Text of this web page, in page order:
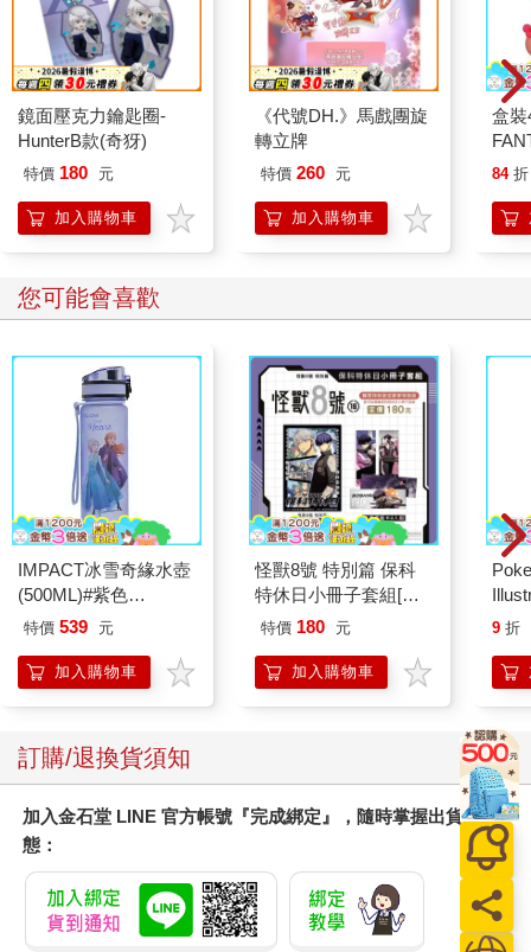
他對吧？」薛姍姍得意洋洋地抬起下巴。
荏苒卻停下動作，她明白肌膚之親和生小孩不會畫上等號，
且張析宇也有做防護措施，嚴格說起來，她還是可以在和張析宇
有過肌膚之親後，再接著與李聿融完成任務。
只是……只是，她陷入了猶豫。
儘管當下荏苒被感性驅使，願意放棄任務，永遠陪伴在張析
宇身旁，永遠待在西元時期。可是當激情退去後，她想到了永平
為她的這個決定而造成難以挽回的蝴蝶效應嗎？
她背負著文妲交付的任務來到好幾千年前的西元時期，怎麼
能為男女情愛而背棄永平？那太自私了。
見荏苒不說話，薛姍姍搖了搖她的肩膀，「荏苒，妳怎麼
了？」
「啊，沒有……」荏苒緊咬下唇，在張品庭死去後，薛姍姍
幾乎是她在西元唯一親近的朋友了，所以她決定徵詢薛姍姍的意
見。「假如家人希望妳和某個人生下孩子，讓整個家族往後能平
步青雲，更甚至能安全無虞，而妳也覺得自己應該要這麼做，只
是到了後來，卻因為其他出乎意料的際遇，導致妳陷入猶
豫……」
「我會選我所愛喔。」薛姍姍不等荏苒問完便答。
「嗯，但我還是會選我所愛。」薛姍姍篤定答道。
荏苒認為自己沒講清楚將要面臨的危機，「妳的家人很有可
能會死。」
鏡面壓克力鑰匙圈-
HunterB款(奇犽)
特價 180 元
加入購物車
《代號DH.》馬戲團旋
轉立牌
特價 260 元
加入購物車
盒
熱
蒂
樂蒂
84 折
您可能會喜歡
IMPACT冰雪奇緣水壺
(500ML)#紫色
IMDSB01PL
特價 539 元
加入購物車
怪獸8號 特別篇 保科
特休日小冊子套組[限
加購]
特價 180 元
加入購物車
9 折
訂購/退換貨須知
加入金石堂 LINE 官方帳號『完成綁定』，隨時掌握出貨動
態：